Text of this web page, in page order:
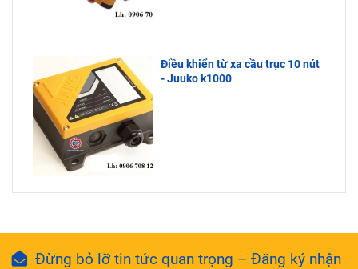
Điều khiển từ xa cầu trục 10 nút
- Juuko k1000
Đừng bỏ lỡ tin tức quan trọng – Đăng ký nhận